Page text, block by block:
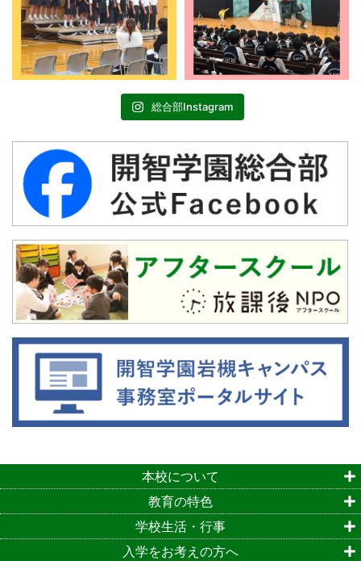
総合部Instagram
本校について
教育の特色
学校生活・行事
入学をお考えの方へ